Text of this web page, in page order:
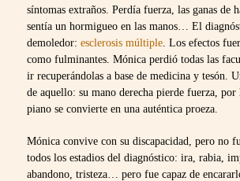
síntomas extraños. Perdía fuerza, las ganas de
sentía un hormigueo en las manos… El
demoledor:esclerosis múltiple . Los efectos
como fulminantes. Mónica perdió todas las
ir recuperándolas a base de medicina y tesón.
de aquello: su mano derecha pierde fuerza,
piano se convierte en una auténtica proeza.
Mónica convive con su discapacidad, pero no
todos los estadios del diagnóstico: ira, rabia,
abandono, tristeza… pero fue capaz de